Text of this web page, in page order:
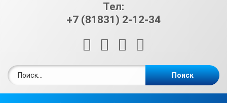
Тел:
+7 (81831) 2-12-34
RSS E-mailВКонтакте